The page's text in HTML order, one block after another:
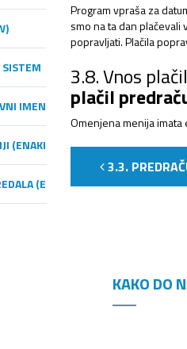
IMENIK – VPI
(ENAKI MED PROGRAMI)
(E-RAČUNI)
Program vpraša za
smo na ta dan plačevali
popravljati. Plačila
3.8. Vnos
plačil
Omenjena menija
3.3.
KAKO DO